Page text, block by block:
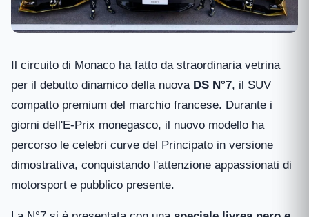
Il circuito di Monaco ha fatto da straordinaria vetrina
per il debutto dinamico della nuova DS N°7, il SUV
compatto premium del marchio francese. Durante i
giorni dell'E-Prix monegasco, il nuovo modello ha
percorso le celebri curve del Principato in versione
dimostrativa, conquistando l'attenzione appassionati di
motorsport e pubblico presente.